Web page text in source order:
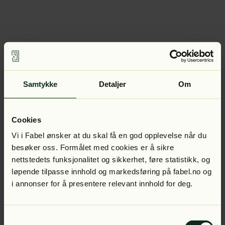
Samtykke Detaljer Om
Cookies
Vi i Fabel ønsker at du skal få en god opplevelse når du
besøker oss. Formålet med cookies er å sikre
nettstedets funksjonalitet og sikkerhet, føre statistikk, og
løpende tilpasse innhold og markedsføring på fabel.no og
i annonser for å presentere relevant innhold for deg.